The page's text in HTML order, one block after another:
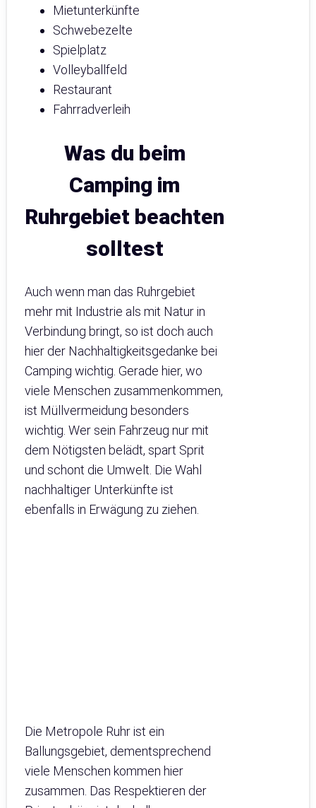
Mietunterkünfte
Schwebezelte
Spielplatz
Volleyballfeld
Restaurant
Fahrradverleih
Was du beim
Camping im
Ruhrgebiet beachten
solltest
Auch wenn man das Ruhrgebiet
mehr mit Industrie als mit Natur in
Verbindung bringt, so ist doch auch
hier der Nachhaltigkeitsgedanke bei
Camping wichtig. Gerade hier, wo
viele Menschen zusammenkommen,
ist Müllvermeidung besonders
wichtig. Wer sein Fahrzeug nur mit
dem Nötigsten belädt, spart Sprit
und schont die Umwelt. Die Wahl
nachhaltiger Unterkünfte ist
ebenfalls in Erwägung zu ziehen.
Die Metropole Ruhr ist ein
Ballungsgebiet, dementsprechend
viele Menschen kommen hier
zusammen. Das Respektieren der